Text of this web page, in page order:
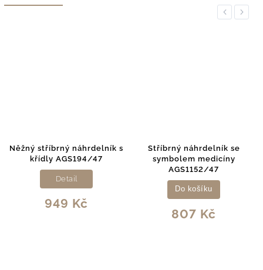
Previous
Něžný stříbrný náhrdelník s
křídly AGS194/47
949 Kč
Detail
Stříbrný náhrdelník se
symbolem medicíny
AGS1152/47
807 Kč
Do košíku
Next